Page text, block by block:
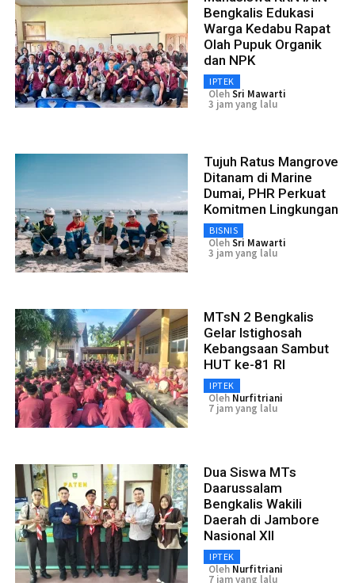
Bengkalis Edukasi
Warga Kedabu Rapat
Olah Pupuk Organik
dan NPK
IPTEK
OlehSri Mawarti
3 jam yang lalu
Tujuh Ratus Mangrove
Ditanam di Marine
Dumai, PHR Perkuat
Komitmen Lingkungan
BISNIS
OlehSri Mawarti
3 jam yang lalu
MTsN 2 Bengkalis
Gelar Istighosah
Kebangsaan Sambut
HUT ke-81 RI
IPTEK
Oleh Nurfitriani
7 jam yang lalu
Dua Siswa MTs
Daarussalam
Bengkalis Wakili
Daerah di Jambore
Nasional XII
IPTEK
Oleh Nurfitriani
7 jam yang lalu